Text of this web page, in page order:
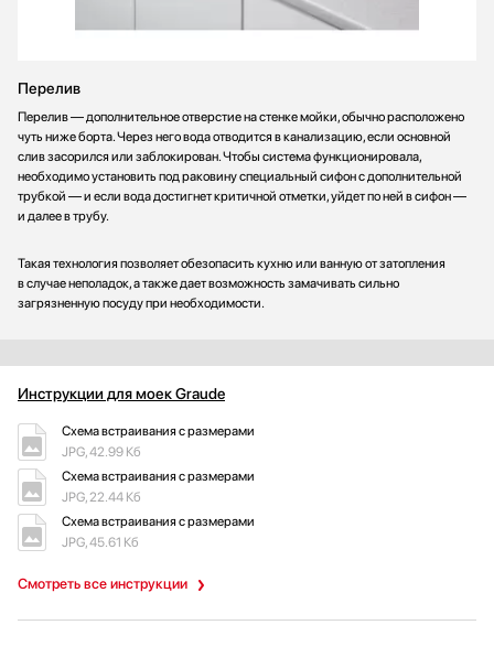
Перелив
Перелив — дополнительное отверстие на стенке мойки, обычно расположено
чуть ниже борта. Через него вода отводится в канализацию, если основной
слив засорился или заблокирован. Чтобы система функционировала,
необходимо установить под раковину специальный сифон с дополнительной
трубкой — и если вода достигнет критичной отметки, уйдет по ней в сифон —
и далее в трубу.
Такая технология позволяет обезопасить кухню или ванную от затопления
в случае неполадок, а также дает возможность замачивать сильно
загрязненную посуду при необходимости.
Инструкции для моек Graude
Смотреть все инструкции
Схема встраивания с размерами
JPG, 42.99 Кб
Схема встраивания с размерами
JPG, 22.44 Кб
Схема встраивания с размерами
JPG, 45.61 Кб